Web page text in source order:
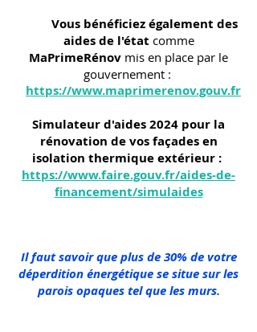
Vous bénéficiez également des
aides de l'état comme
MaPrimeRénov mis en place par le
gouvernement :
https://www.maprimerenov.gouv.fr
Simulateur d'aides 2024 pour la
rénovation de vos façades en
isolation thermique extérieur :
https://www.faire.gouv.fr/aides-de-
financement/simulaides
Il faut savoir que plus de 30% de votre
déperdition énergétique se situe sur les
parois opaques tel que les murs.